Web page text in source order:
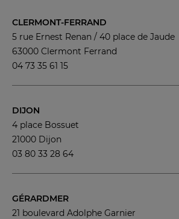
CLERMONT-FERRAND
5 rue Ernest Renan / 40 place de Jaude
63000 Clermont Ferrand
04 73 35 61 15
DIJON
4 place Bossuet
21000 Dijon
03 80 33 28 64
GÉRARDMER
21 boulevard Adolphe Garnier